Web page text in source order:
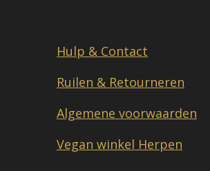
Hulp & Contact
Ruilen & Retourneren
Algemene voorwaarden
Vegan winkel Herpen